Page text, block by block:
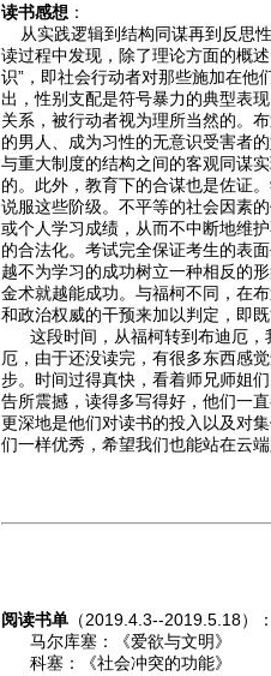
读书感想 ：
从实践逻辑到结构同谋再到反思
读过程中发现，除了理论方面的概
识”，即社会行动者对那些施加在他
出，性别支配是符号暴力的典型表
关系，被行动者视为理所当然的。
的男人、成为习性的无意识受害者
与重大制度的结构之间的客观同谋
的。此外，教育下的合谋也是佐证
说服这些阶级。不平等的社会因素
或个人学习成绩，从而不中断地维
的合法化。考试完全保证考生的表
越不为学习的成功树立一种相反的
金术就越能成功。与福柯不同，在
和政治权威的干预来加以判定，即
这段时间，从福柯转到布迪厄，
厄，由于还没读完，有很多东西感
步。时间过得真快，看着师兄师姐
告所震撼，读得多写得好，他们一
更深地是他们对读书的投入以及对
们一样优秀，希望我们也能站在云
阅读书单（2019.4.3--2019.5.18）
马尔库塞：《爱欲与文明》
科塞：《社会冲突的功能》